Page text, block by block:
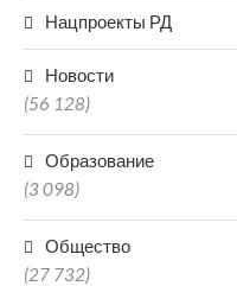
Нацпроекты РД
Новости
(56 128)
Образование
(3 098)
Общество
(27 732)